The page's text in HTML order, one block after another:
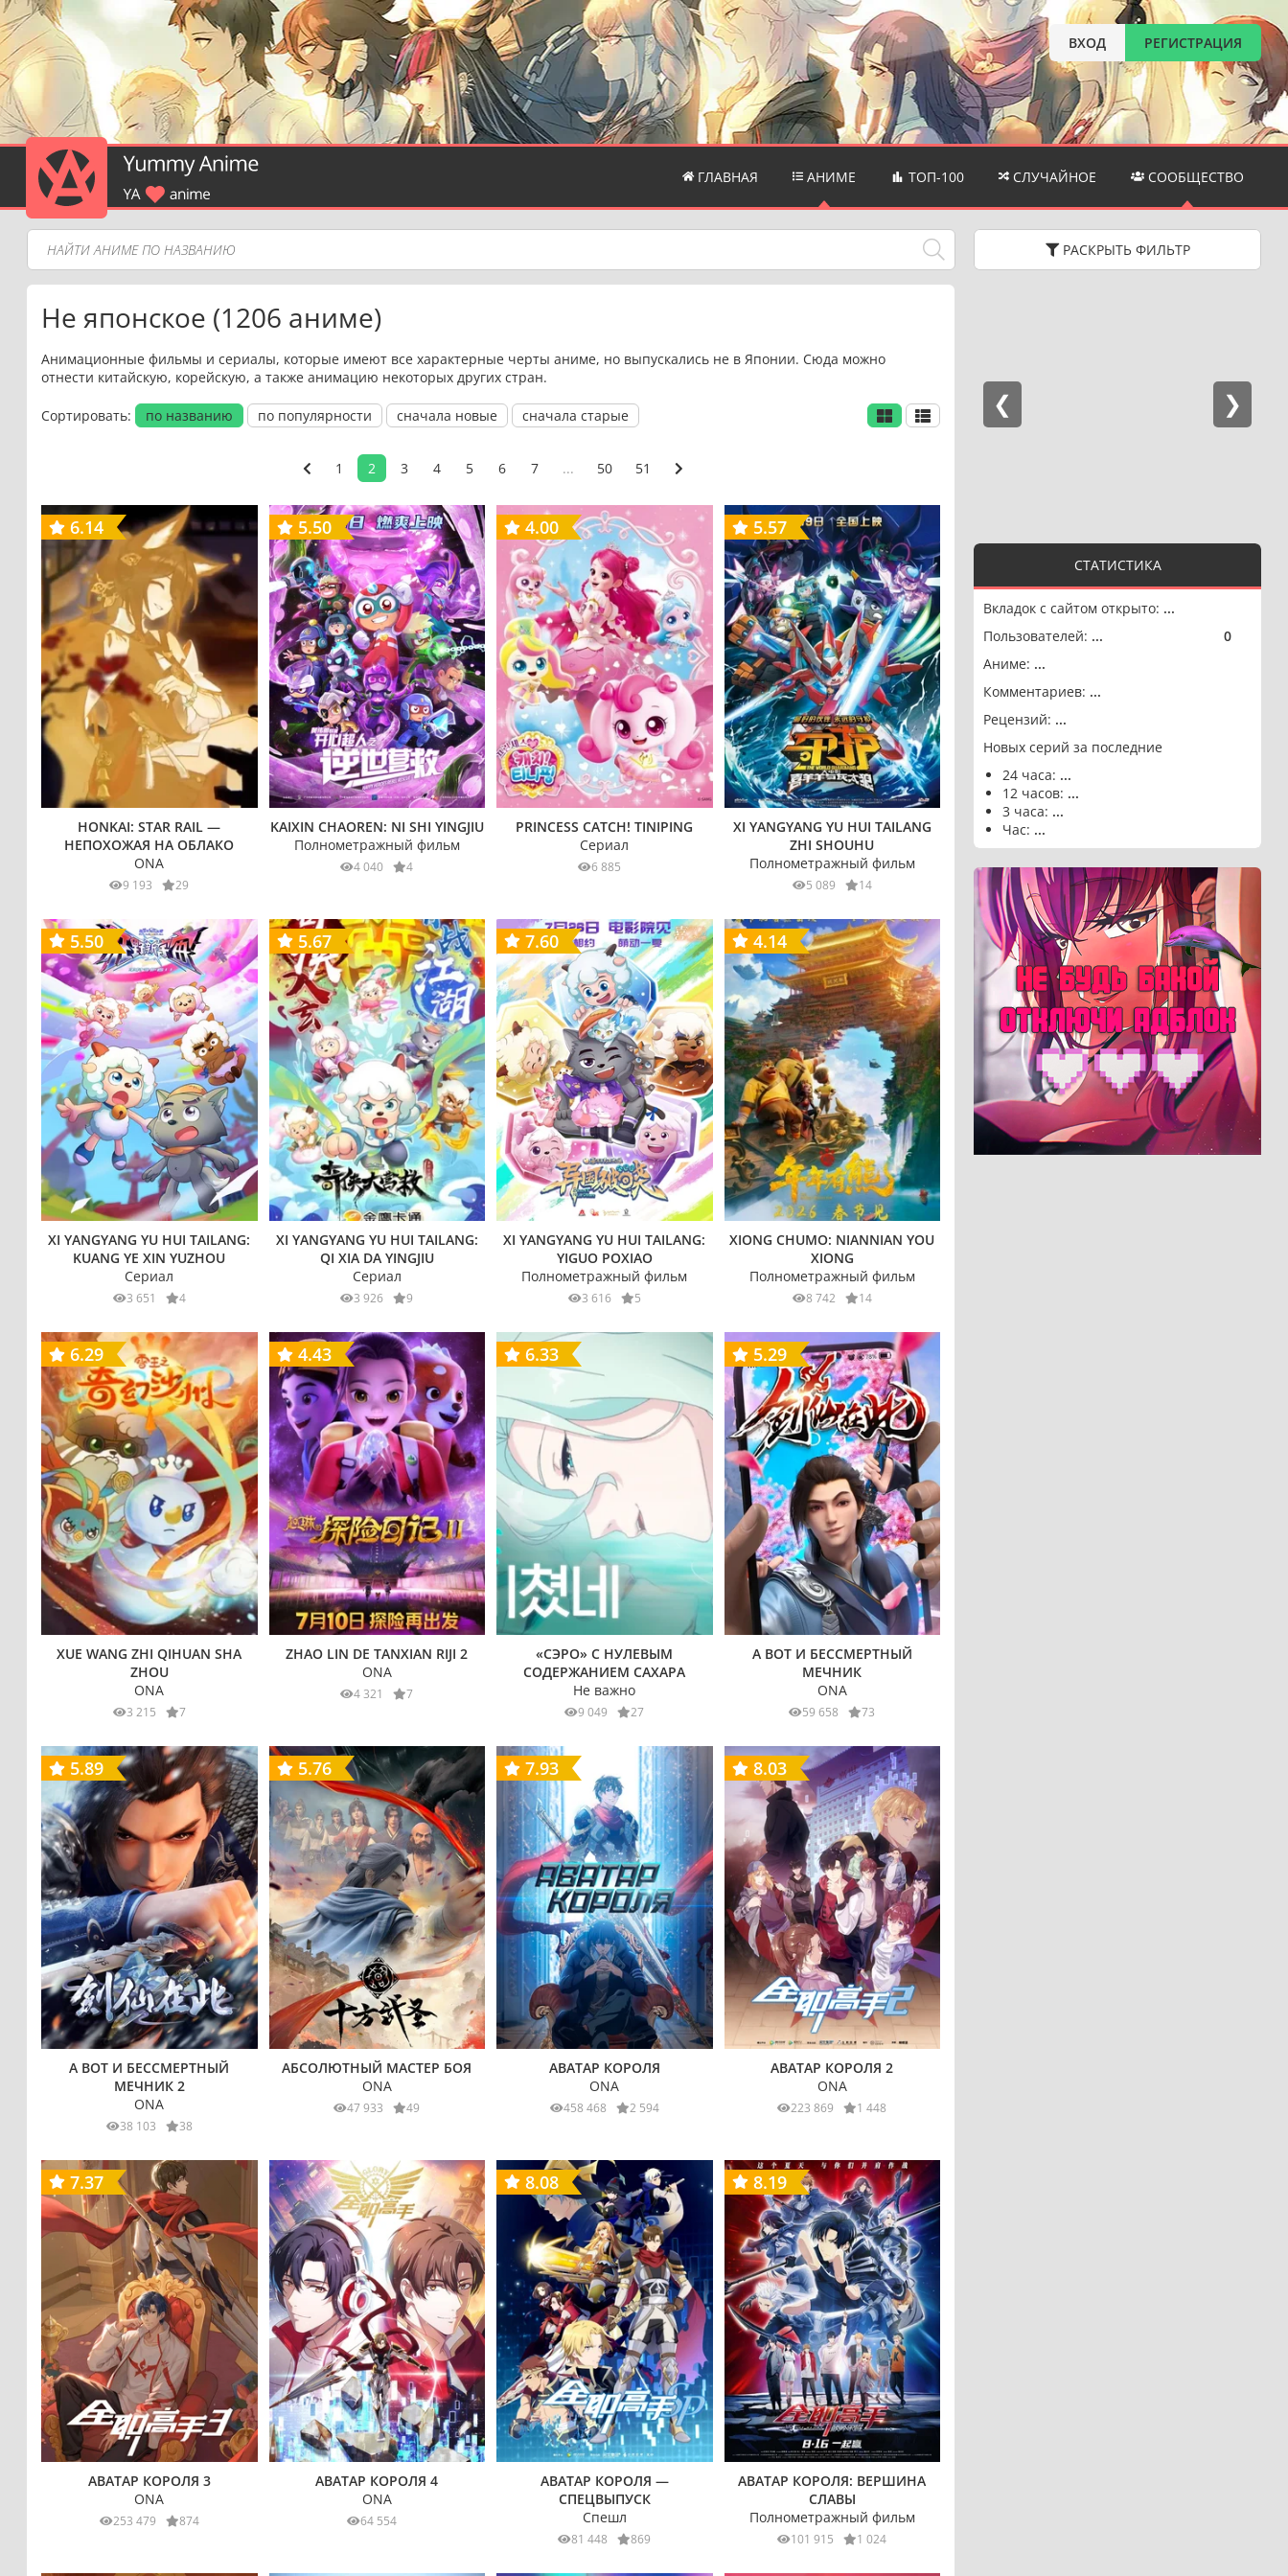
ВХОД РЕГИСТРАЦИЯ
ГЛАВНАЯ АНИМЕ ТОП-100 СЛУЧАЙНОЕ СООБЩЕСТВО
РАСКРЫТЬ ФИЛЬТР
СТАТИСТИКА
Вкладок с сайтом открыто: ...
Пользователей: ... 0
Аниме: ...
Комментариев: ...
Рецензий: ...
Новых серий за последние
24 часа: ...
12 часов: ...
3 часа: ...
Час: ...
Не японское (1206 аниме)
Анимационные фильмы и сериалы, которые имеют все характерные черты аниме, но выпускались не в Японии. Сюда можно
отнести китайскую, корейскую, а также анимацию некоторых других стран.
Сортировать: по названию по популярности сначала новые сначала старые
1 2 3 4 5 6 7 ... 50 51
6.14
HONKAI: STAR RAIL —
НЕПОХОЖАЯ НА ОБЛАКО
ONA
9 193 29
5.50
KAIXIN CHAOREN: NI SHI YINGJIU
Полнометражный фильм
4 040 4
4.00
PRINCESS CATCH! TINIPING
Сериал
6 885
5.57
XI YANGYANG YU HUI TAILANG
ZHI SHOUHU
Полнометражный фильм
5 089 14
5.50
XI YANGYANG YU HUI TAILANG:
KUANG YE XIN YUZHOU
Сериал
3 651 4
5.67
XI YANGYANG YU HUI TAILANG:
QI XIA DA YINGJIU
Сериал
3 926 9
7.60
XI YANGYANG YU HUI TAILANG:
YIGUO POXIAO
Полнометражный фильм
3 616 5
4.14
XIONG CHUMO: NIANNIAN YOU
XIONG
Полнометражный фильм
8 742 14
6.29
XUE WANG ZHI QIHUAN SHA
ZHOU
ONA
3 215 7
4.43
ZHAO LIN DE TANXIAN RIJI 2
ONA
4 321 7
6.33
«СЭРО» С НУЛЕВЫМ
СОДЕРЖАНИЕМ САХАРА
Не важно
9 049 27
5.29
А ВОТ И БЕССМЕРТНЫЙ
МЕЧНИК
ONA
59 658 73
5.89
А ВОТ И БЕССМЕРТНЫЙ
МЕЧНИК 2
ONA
38 103 38
5.76
АБСОЛЮТНЫЙ МАСТЕР БОЯ
ONA
47 933 49
7.93
АВАТАР КОРОЛЯ
ONA
458 468 2 594
8.03
АВАТАР КОРОЛЯ 2
ONA
223 869 1 448
7.37
АВАТАР КОРОЛЯ 3
ONA
253 479 874
АВАТАР КОРОЛЯ 4
ONA
64 554
8.08
АВАТАР КОРОЛЯ —
СПЕЦВЫПУСК
Спешл
81 448 869
8.19
АВАТАР КОРОЛЯ: ВЕРШИНА
СЛАВЫ
Полнометражный фильм
101 915 1 024